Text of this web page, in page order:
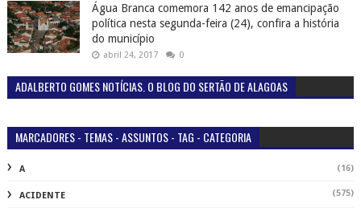
Água Branca comemora 142 anos de emancipação
política nesta segunda-feira (24), confira a história
do município
abril 24, 2017 0
ADALBERTO GOMES NOTÍCIAS. O BLOG DO SERTÃO DE ALAGOAS
MARCADORES - TEMAS - ASSUNTOS - TAG - CATEGORIA
A (16)
ACIDENTE (575)